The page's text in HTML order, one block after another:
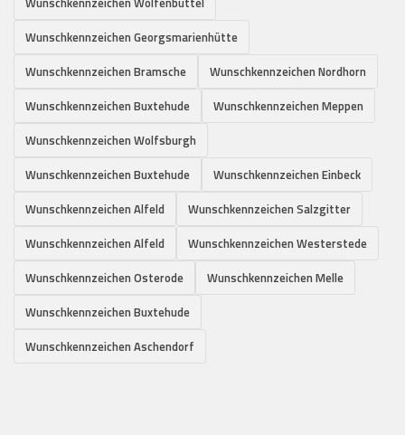
Wunschkennzeichen Georgsmarienhütte
Wunschkennzeichen Bramsche
Wunschkennzeichen Nordhorn
Wunschkennzeichen Buxtehude
Wunschkennzeichen Meppen
Wunschkennzeichen Wolfsburgh
Wunschkennzeichen Buxtehude
Wunschkennzeichen Einbeck
Wunschkennzeichen Alfeld
Wunschkennzeichen Salzgitter
Wunschkennzeichen Alfeld
Wunschkennzeichen Westerstede
Wunschkennzeichen Osterode
Wunschkennzeichen Melle
Wunschkennzeichen Buxtehude
Wunschkennzeichen Aschendorf